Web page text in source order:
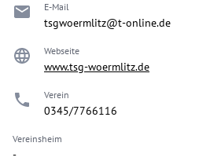
E-Mail
tsgwoermlitz@t-online.de
Webseite
www.tsg-woermlitz.de
Verein
0345/7766116
Vereinsheim
-